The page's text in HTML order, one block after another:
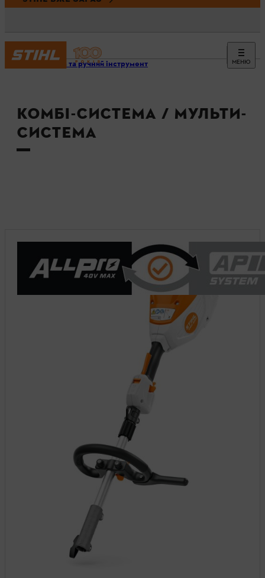
МЕНЮ
Техніка та ручний інструмент
КОМБІ-СИСТЕМА / МУЛЬТИ-
СИСТЕМА